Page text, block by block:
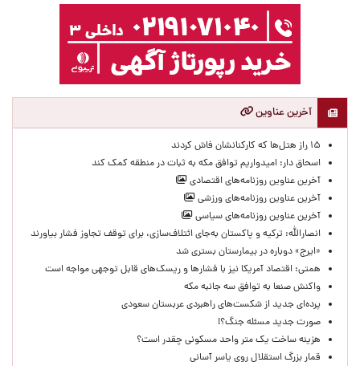
آخرین عناوین
۱۵ راز هتل‌ها که کارکنانشان فاش کردند
اسحاق دار: امیدواریم توافق مکه به ثبات در منطقه کمک کند
آخرین عناوین روزنامه‌های اقتصادی
آخرین عناوین روزنامه‌های ورزشی
آخرین عناوین روزنامه‌های سیاسی
انصارالله: ترکیه و پاکستان به‌جای ائتلاف‌سازی، برای توقف تجاوز فشار بیاورند
«ایرج» دوباره در بیمارستان بستری شد
همتی: اقتصاد آمریکا نیز با فشارها و ریسک‌های قابل توجهی مواجه است
واکنش صنعا به توافق سه جانبه مکه
پرده‌ای جدید از شکست‌های راهبردی عربستان سعودی
صورت جدید مسئله جنگ؟!
هزینه ساخت یک متر واحد مسکونی چقدر است؟
قمار بزرگ استقلال روی یاسر آسانی